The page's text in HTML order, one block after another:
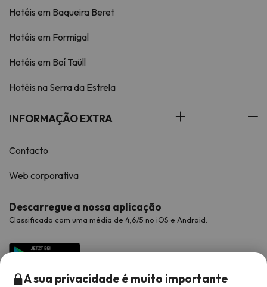
Hotéis em Baqueira Beret
Hotéis em Formigal
Hotéis em Boí Taüll
Hotéis na Serra da Estrela
INFORMAÇÃO EXTRA
Contacto
Web corporativa
Descarregue a nossa aplicação
Classificado com uma média de 4,6/5 no iOS e Android.
A sua privacidade é muito importante